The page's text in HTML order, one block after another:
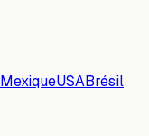
MexiqueUSABrésil